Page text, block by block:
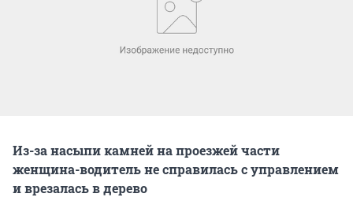
Из-за насыпи камней на проезжей части
женщина-водитель не справилась с управлением
и врезалась в дерево